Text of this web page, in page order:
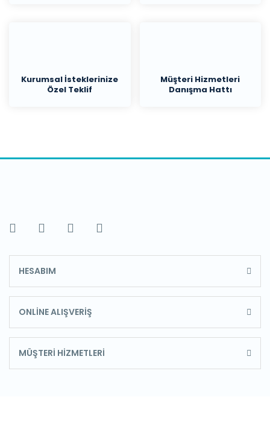
Kurumsal İsteklerinize
Özel Teklif
Müşteri Hizmetleri
Danışma Hattı
HESABIM
ONLİNE ALIŞVERİŞ
MÜŞTERİ HİZMETLERİ